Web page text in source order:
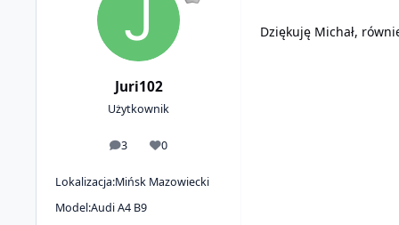
Juri102
Użytkownik
3
odpowiedzi
0
Reputacja
Lokalizacja:Mińsk Mazowiecki
Model:Audi A4 B9
Dziękuję Michał,